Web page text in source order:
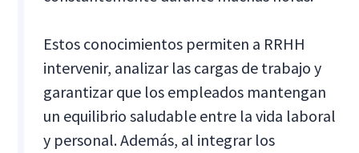
Estos conocimientos permiten a RRHH
intervenir, analizar las cargas de trabajo y
garantizar que los empleados mantengan
un equilibrio saludable entre la vida laboral
y personal. Además, al integrar los